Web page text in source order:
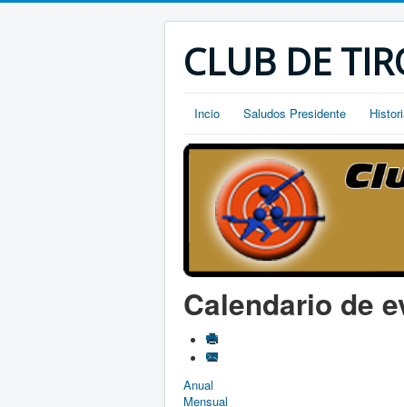
CLUB DE
Incio Saludos Presidente
Calendario de
Anual
Mensual